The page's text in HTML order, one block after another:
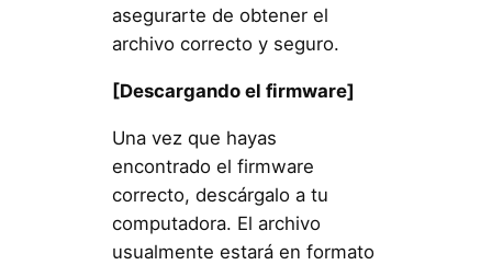
asegurarte de obtener el
archivo correcto y seguro.
[Descargando el firmware]
Una vez que hayas
encontrado el firmware
correcto, descárgalo a tu
computadora. El archivo
usualmente estará en formato